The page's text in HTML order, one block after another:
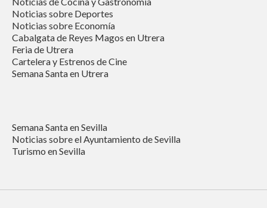
Noticias sobre Deportes
Noticias sobre Economía
Cabalgata de Reyes Magos en Utrera
Feria de Utrera
Cartelera y Estrenos de Cine
Semana Santa en Utrera
Semana Santa en Sevilla
Noticias sobre el Ayuntamiento de Sevilla
Turismo en Sevilla